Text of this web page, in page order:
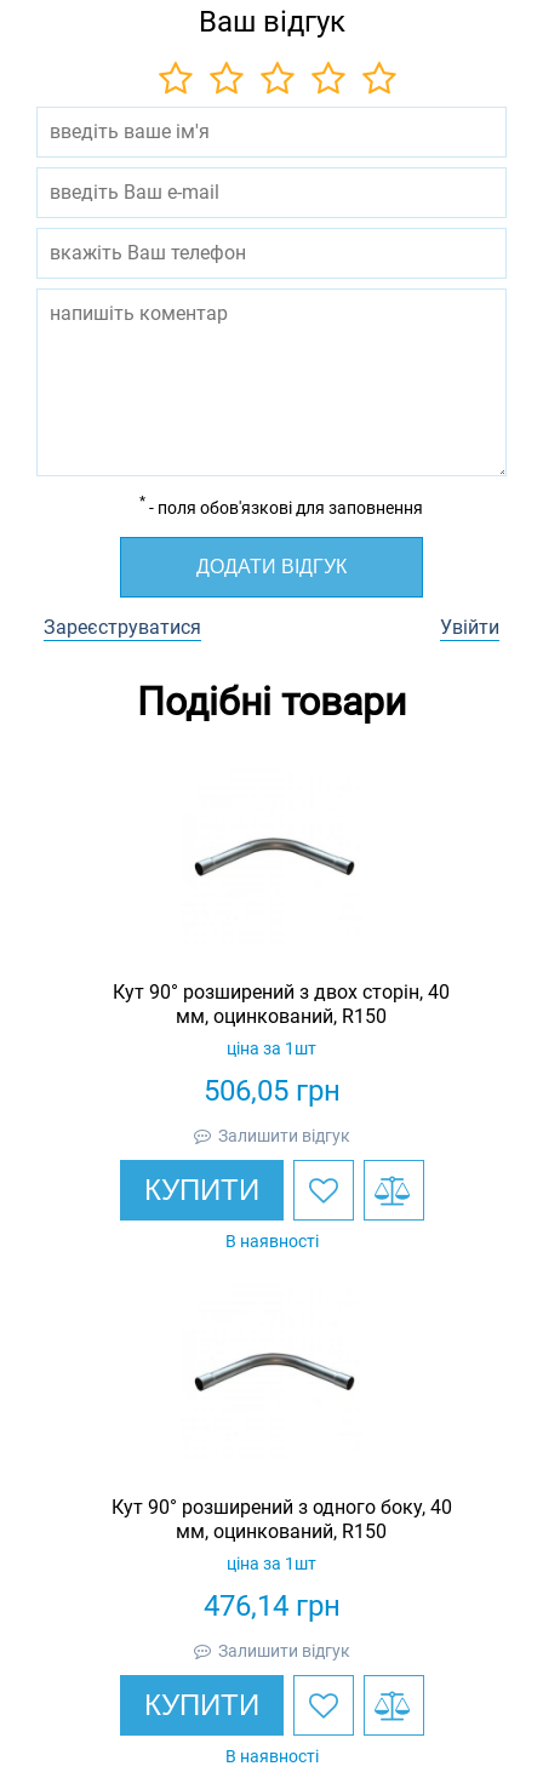
Ваш відгук
* - поля обов'язкові для заповнення
ДОДАТИ ВІДГУК
Зареєструватися Увійти
Подібні товари
Кут 90° розширений з двох сторін, 40
мм, оцинкований, R150
506,05грн
ціна за 1шт
Залишити відгук
КУПИТИ
В наявності
Кут 90° розширений з одного боку, 40
мм, оцинкований, R150
476,14грн
ціна за 1шт
Залишити відгук
КУПИТИ
В наявності